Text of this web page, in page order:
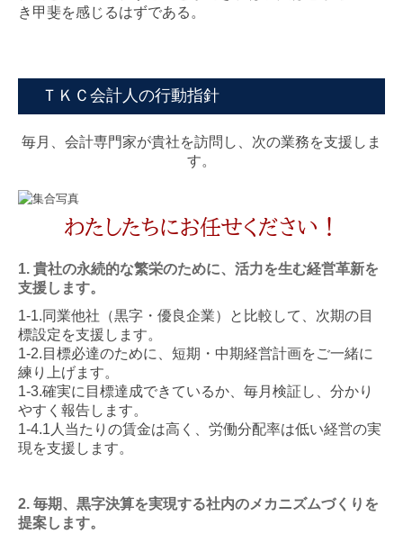
き甲斐を感じるはずである。
ＴＫＣ会計人の行動指針
毎月、会計専門家が貴社を訪問し、次の業務を支援しま
す。
わたしたちにお任せください！
1. 貴社の永続的な繁栄のために、活力を生む経営革新を
支援します。
1-1.同業他社（黒字・優良企業）と比較して、次期の目
標設定を支援します。
1-2.目標必達のために、短期・中期経営計画をご一緒に
練り上げます。
1-3.確実に目標達成できているか、毎月検証し、分かり
やすく報告します。
1-4.1人当たりの賃金は高く、労働分配率は低い経営の実
現を支援します。
2. 毎期、黒字決算を実現する社内のメカニズムづくりを
提案します。